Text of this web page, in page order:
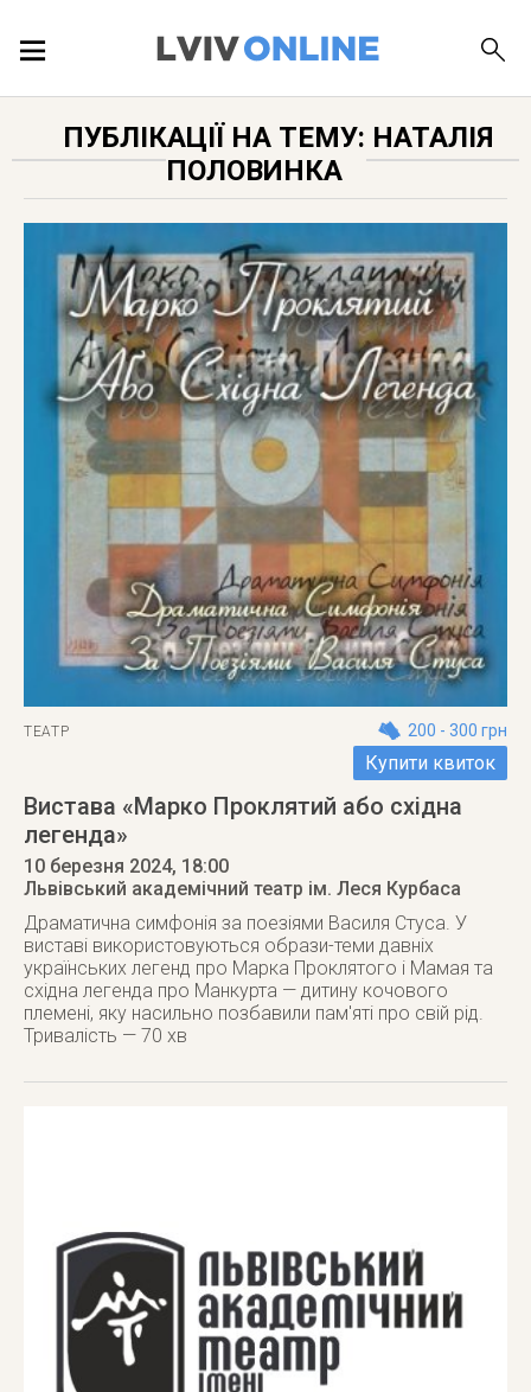
ПУБЛІКАЦІЇ
ДОВІДКА
ПУБЛІКАЦІЇ НА ТЕМУ: НАТАЛІЯ
ПОЛОВИНКА
ТЕАТР 200 - 300 грн
Купити квиток
Вистава «Марко Проклятий або східна
легенда»
10 березня 2024, 18:00
Львівський академічний театр ім. Леся Курбаса
Драматична симфонія за поезіями Василя Стуса. У
виставі використовуються образи-теми давніх
українських легенд про Марка Проклятого і Мамая та
східна легенда про Манкурта — дитину кочового
племені, яку насильно позбавили пам'яті про свій рід.
Тривалість — 70 хв